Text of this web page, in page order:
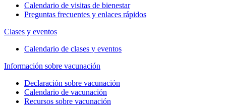
Calendario de visitas de bienestar
Preguntas frecuentes y enlaces rápidos
Clases y eventos
Calendario de clases y eventos
Información sobre vacunación
Declaración sobre vacunación
Calendario de vacunación
Recursos sobre vacunación